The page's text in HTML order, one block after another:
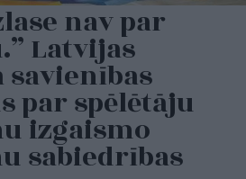
nav par
Latvijas
savienības
par spēlētāju
izgaismo
sabiedrības